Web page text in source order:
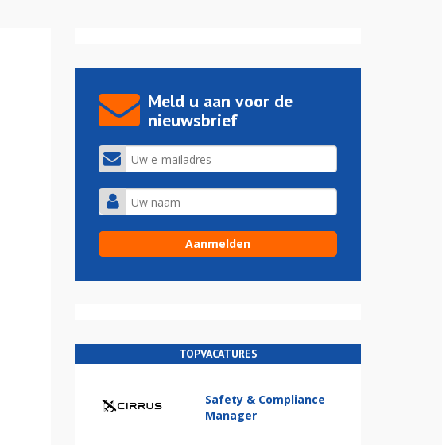
Meld u aan voor de
nieuwsbrief
TOPVACATURES
Safety & Compliance
Manager